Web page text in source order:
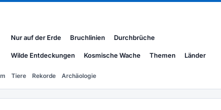
Nur auf der Erde Bruchlinien Durchbrüche
Wilde Entdeckungen Kosmische Wache Themen Länder
Tiere Rekorde Archäologie